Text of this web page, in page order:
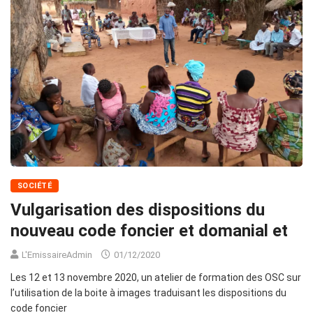
SOCIÉTÉ
Vulgarisation des dispositions du
nouveau code foncier et domanial et
L'EmissaireAdmin 01/12/2020
Les 12 et 13 novembre 2020, un atelier de formation des OSC sur
l’utilisation de la boite à images traduisant les dispositions du
code foncier